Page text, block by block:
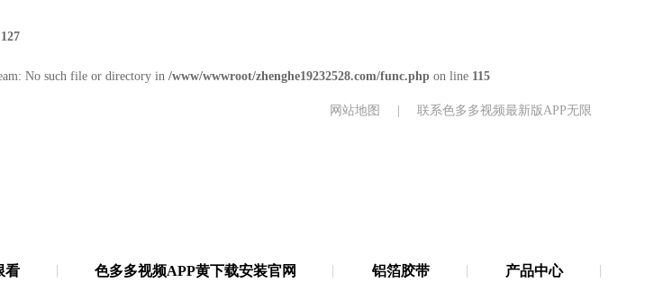
127
No such file or directory in /www/wwwroot/zhenghe19232528.com/func.php on line 115
网站地图 联系色多多视频最新版APP无限
看 色多多视频APP黄下载安装官网 铝箔胶带 产品中心